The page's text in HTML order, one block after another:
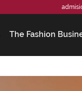
The Fashion